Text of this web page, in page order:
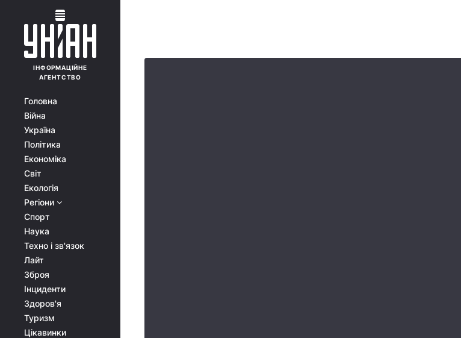
ІНФОРМАЦІЙНЕ
АГЕНТСТВО
Головна
Війна
Україна
Політика
Економіка
Світ
Екологія
Регіони
Спорт
Наука
Техно і зв'язок
Лайт
Зброя
Інциденти
Здоров'я
Туризм
Цікавинки